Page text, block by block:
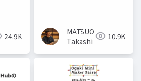
24.9K
MATSUOKA
Takashi
10.9K